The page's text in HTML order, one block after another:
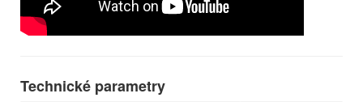
Technické parametry